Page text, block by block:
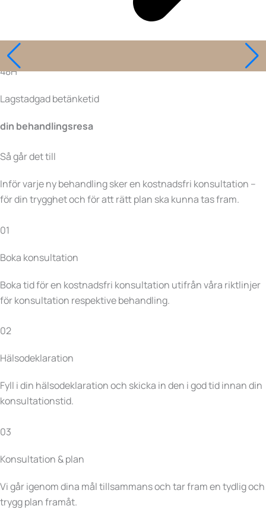
48H
Lagstadgad betänketid
din behandlingsresa
Så går det till
Inför varje ny behandling sker en kostnadsfri konsultation –
för din trygghet och för att rätt plan ska kunna tas fram.
01
Boka konsultation
Boka tid för en kostnadsfri konsultation utifrån våra riktlinjer
för konsultation respektive behandling.
02
Hälsodeklaration
Fyll i din hälsodeklaration och skicka in den i god tid innan din
konsultationstid.
03
Konsultation & plan
Vi går igenom dina mål tillsammans och tar fram en tydlig och
trygg plan framåt.